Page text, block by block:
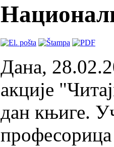
Дана,
акције
дан књиге.